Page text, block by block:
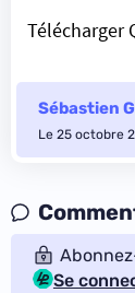
Télécharger
Sébastien
Le 25 octobre
Se